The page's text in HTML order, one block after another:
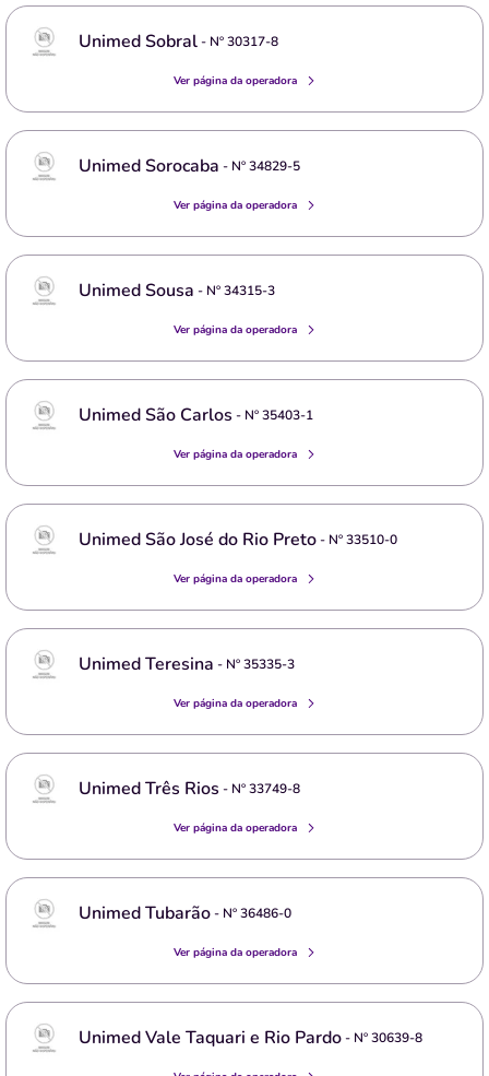
Unimed Sobral- Nº30317-8
Ver página da operadora
Unimed Sorocaba - Nº34829-5
Ver página da operadora
Unimed Sousa - Nº34315-3
Ver página da operadora
Unimed São Carlos - Nº35403-1
Ver página da operadora
Unimed São José do Rio Preto- Nº33510-0
Ver página da operadora
Unimed Teresina - Nº35335-3
Ver página da operadora
Unimed Três Rios - Nº33749-8
Ver página da operadora
Unimed Tubarão- Nº36486-0
Ver página da operadora
Unimed Vale Taquari e Rio Pardo- Nº30639-8